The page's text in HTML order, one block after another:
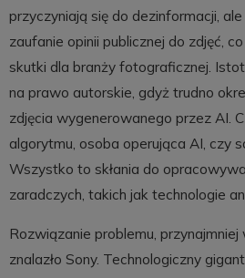
przyczyniają się do dezinformacji,
zaufanie opinii publicznej do zdjęć,
skutki dla branży fotograficznej.
na prawo autorskie, gdyż trudno
zdjęcia wygenerowanego przez AI.
algorytmu, osoba operująca AI, czy
Wszystko to skłania do
zaradczych, takich jak technologie
Rozwiązanie problemu,
znalazło Sony. Technologiczny